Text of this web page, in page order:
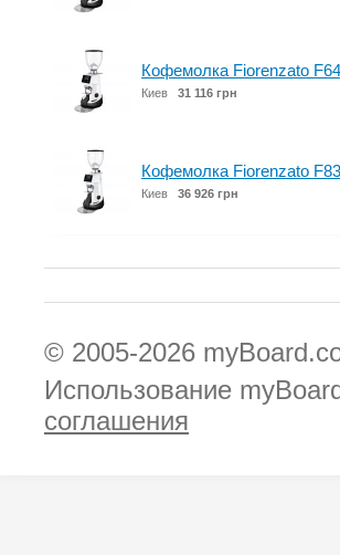
Кофемолка Fiorenzato
Киев 31 116 грн
Кофемолка Fiorenzato
Киев 36 926 грн
© 2005-2026
Использование
соглашения